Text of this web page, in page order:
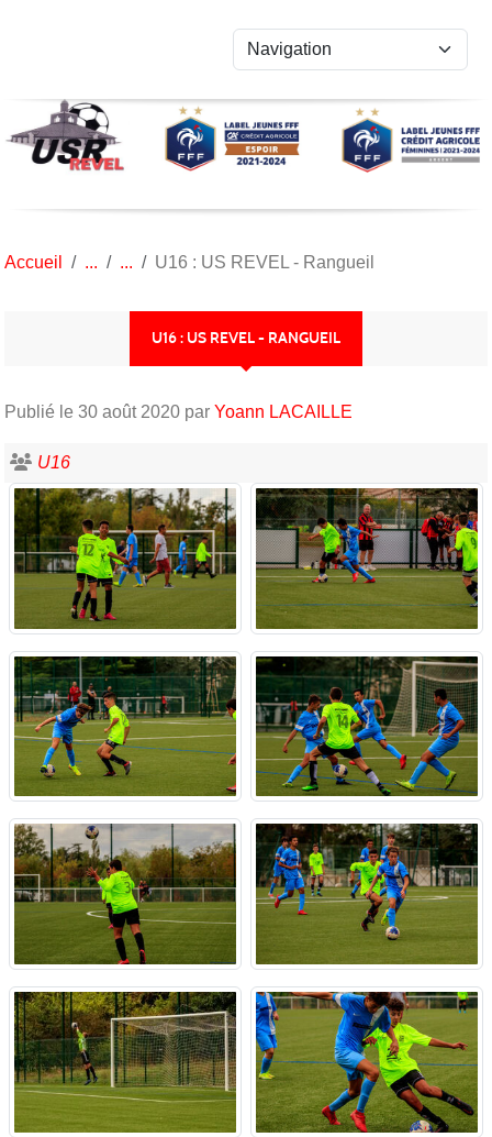
Accueil U16 : US REVEL - Rangueil
U16 : US REVEL - RANGUEIL
Publié le 30 août 2020 par Yoann LACAILLE
U16